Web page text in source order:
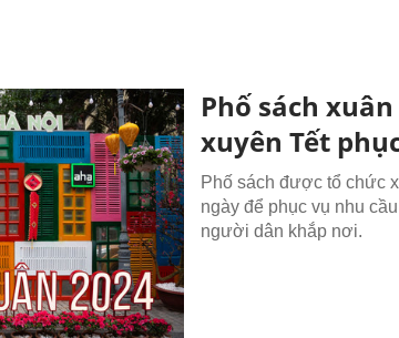
Phố sách
xuyên Tết
Phố sách được tổ chức
ngày để phục vụ nhu
người dân khắp nơi.